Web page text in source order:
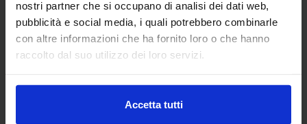
nostri partner che si occupano di analisi dei dati web,
pubblicità e social media, i quali potrebbero combinarle
con altre informazioni che ha fornito loro o che hanno
raccolto dal suo utilizzo dei loro servizi.
Accetta tutti
Accedi